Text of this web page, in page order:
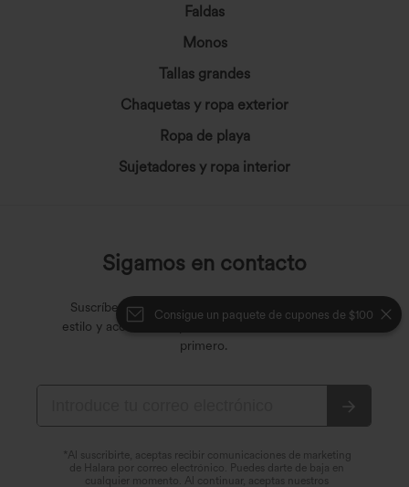
Consigue un paquete de cupones de $100
Faldas
Monos
Tallas grandes
Chaquetas y ropa exterior
Ropa de playa
Sujetadores y ropa interior
Sigamos en contacto
Suscríbete para ofertas exclusivas, secretos de
estilo y acceso anticipado a las últimas novedades
primero.
*Al suscribirte, aceptas recibir comunicaciones de marketing
de Halara por correo electrónico. Puedes darte de baja en
cualquier momento. Al continuar, aceptas nuestros